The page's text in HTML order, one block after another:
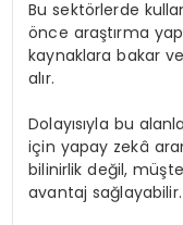
Bu sektörlerde
önce araştırma
kaynaklara bakar
alır.
Dolayısıyla bu
için yapay zekâ
bilinirlik değil,
avantaj sağlayabilir.